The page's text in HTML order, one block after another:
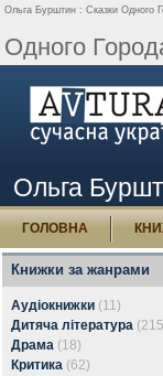
Ольга Бурштин : Сказки Одного
Одного
Ольга
ГОЛОВНА
Книжки за жанрами
Аудіокнижки (11)
Дитяча література
Драма (18)
Критика (62)